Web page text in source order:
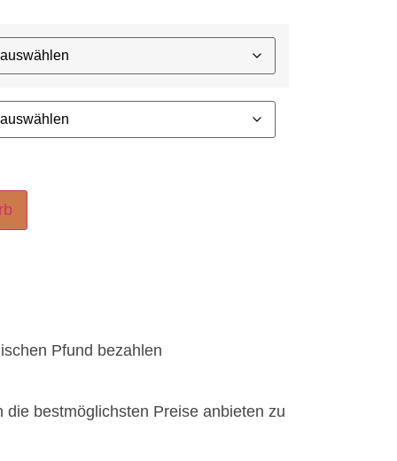
Pfund bezahlen
bestmöglichsten Preise anbieten zu